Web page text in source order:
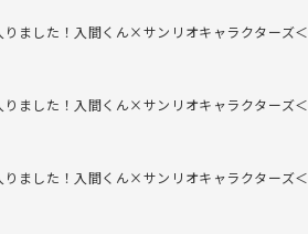
した！入間くん×サンリオキャラクターズ＜
した！入間くん×サンリオキャラクターズ＜
した！入間くん×サンリオキャラクターズ＜